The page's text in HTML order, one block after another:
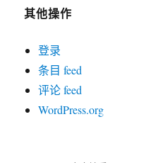
其他操作
登录
条目 feed
评论 feed
WordPress.org